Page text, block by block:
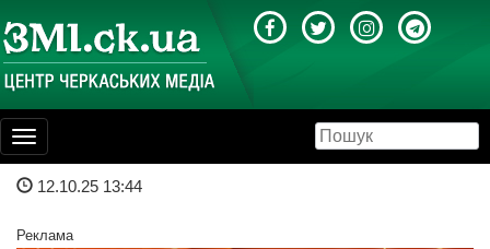
Toggle
navigation
12.10.25 13:44
Реклама